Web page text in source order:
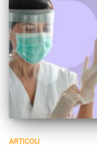
ARTICOLI